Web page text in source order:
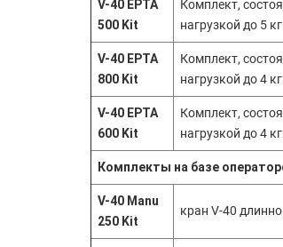
V-40 EPTA
500 Kit
Комплект,
нагрузкой до 5
V-40 EPTA
800 Kit
Комплект,
нагрузкой до 4
V-40 EPTA
600 Kit
Комплект,
нагрузкой до 4
Комплекты на базе
V-40 Manu
250 Kit
кран V-40